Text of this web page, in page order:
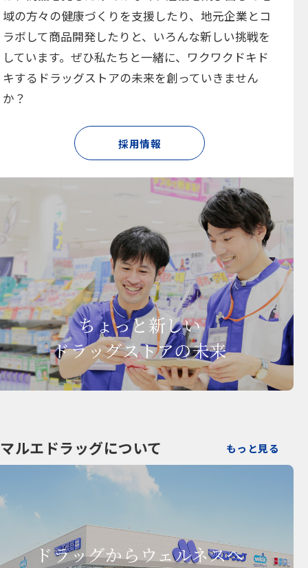
域の方々の健康づくりを支援したり、地元企業とコ
ラボして商品開発したりと、いろんな新しい挑戦を
しています。ぜひ私たちと一緒に、ワクワクドキド
キするドラッグストアの未来を創っていきません
か？
採用情報
ちょっと新しい
ドラッグストアの未来
マルエドラッグについて もっと見る
ドラッグからウェルネスへ